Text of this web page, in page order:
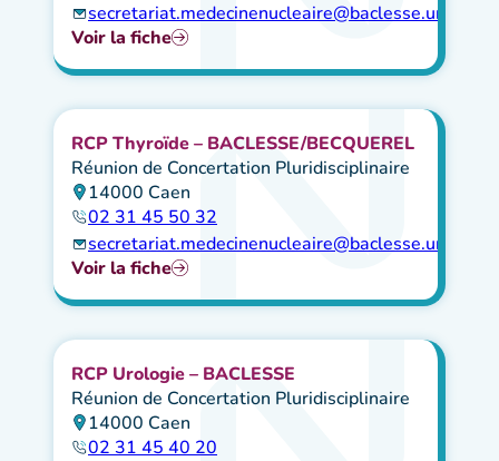
Voir la fiche
RCP Thyroïde – BACLESSE/BECQUEREL
Réunion de Concertation Pluridisciplinaire
14000 Caen
02 31 45 50 32
Voir la fiche
RCP Urologie – BACLESSE
Réunion de Concertation Pluridisciplinaire
14000 Caen
02 31 45 40 20